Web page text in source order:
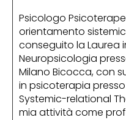
Psicologo
orientamento
conseguito la Laurea
Neuropsicologia
Milano Bicocca, con
in psicoterapia
Systemic-relational
mia attività come